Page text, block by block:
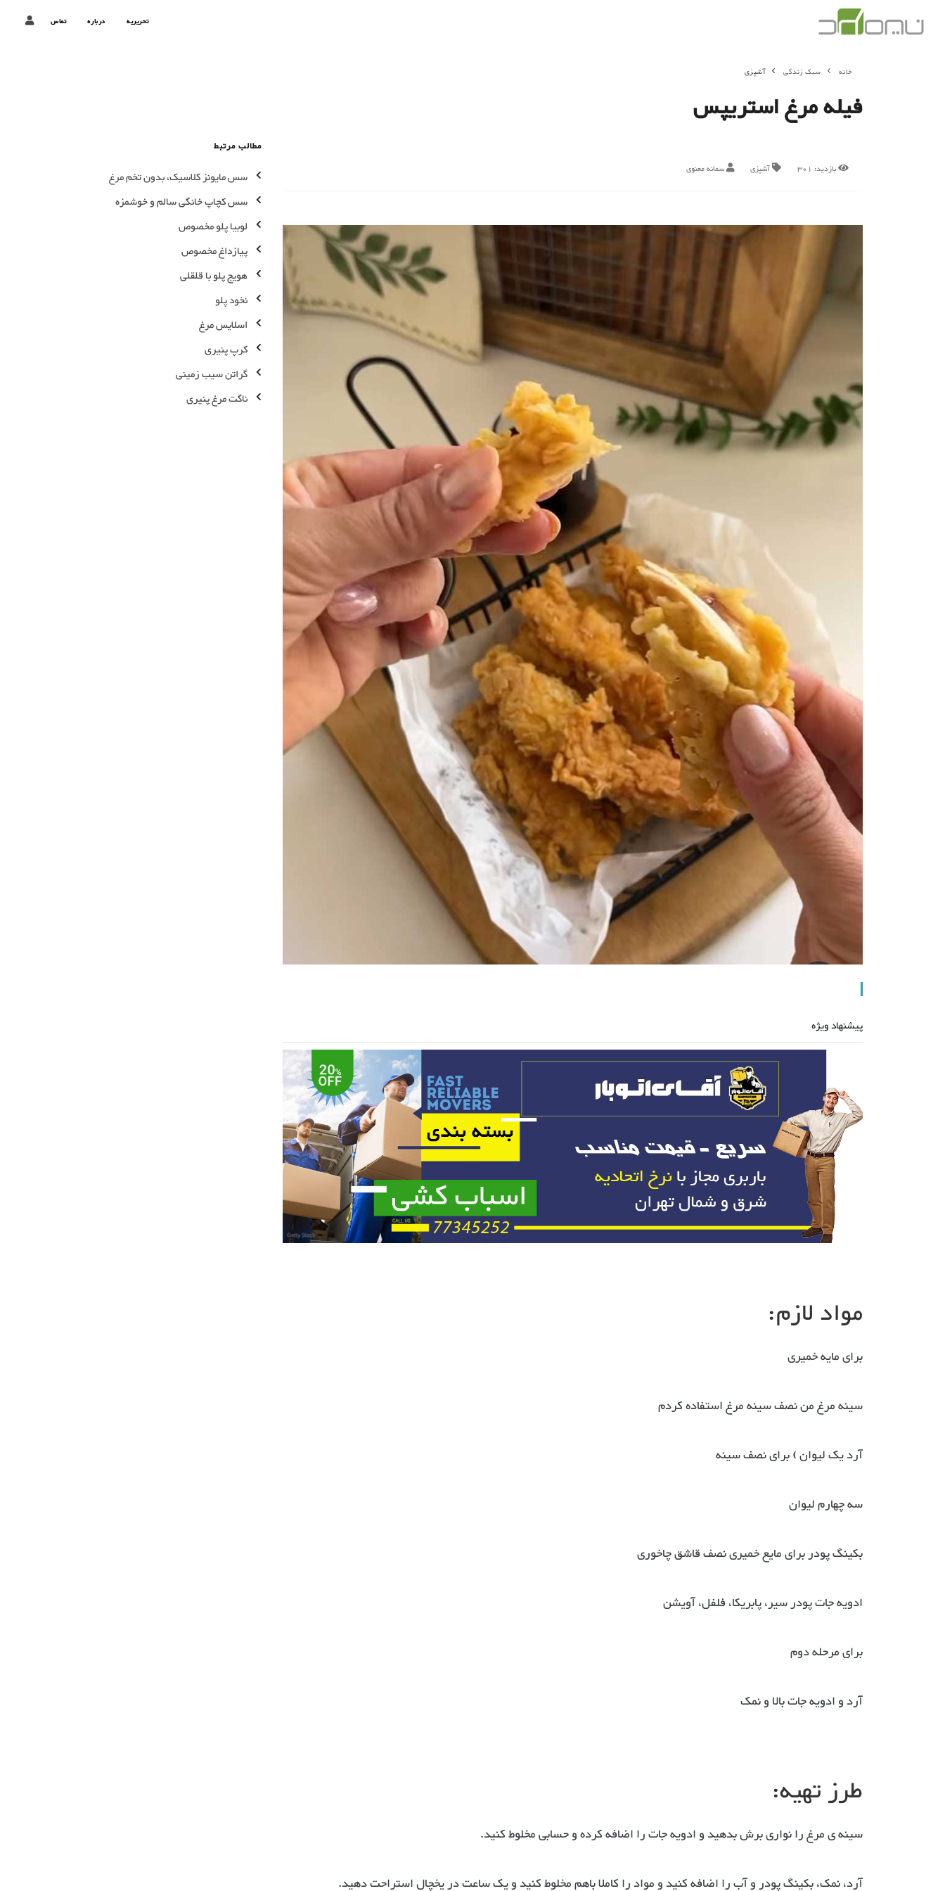
تماس درباره تحریریه
خانه سبک زندگی آشپزی
فیله مرغ استریپس
بازدید: 301 آشپزی سمانه معنوی
پیشنهاد ویژه
مواد لازم:
برای مایه خمیری
سینه مرغ من نصف سینه مرغ استفاده کردم
آرد یک لیوان ) برای نصف سینه
سه چهارم لیوان
بکینگ پودر برای مایع خمیری نصف قاشق چاخوری
ادویه جات پودر سیر، پابریکا، فلفل، آویشن
برای مرحله دوم
آرد و ادویه جات بالا و نمک
طرز تهیه:
سینه ی مرغ را نواری برش بدهید و ادویه جات را اضافه کرده و حسابی مخلوط کنید.
آرد، نمک، بکینگ پودر و آب را اضافه کنید و مواد را کاملا باهم مخلوط کنید و یک ساعت در یخچال استراحت دهید.
مطالب مرتبط
سس مایونز کلاسیک، بدون تخم مرغ
سس کچاپ خانگی سالم و خوشمزه
لوبیا پلو مخصوص
پیازداغ مخصوص
هویج پلو با قلقلی
نخود پلو
اسلایس مرغ
کرپ پنیری
گراتن سیب زمینی
ناگت مرغ پنیری